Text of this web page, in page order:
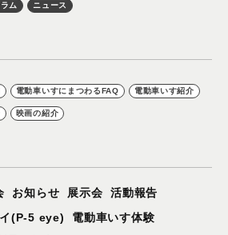
ム ニュース
電動車いすにまつわるFAQ 電動車いす紹介
映画の紹介
お知らせ 展示会
活動報告
(P-5 eye)
電動車いす体験